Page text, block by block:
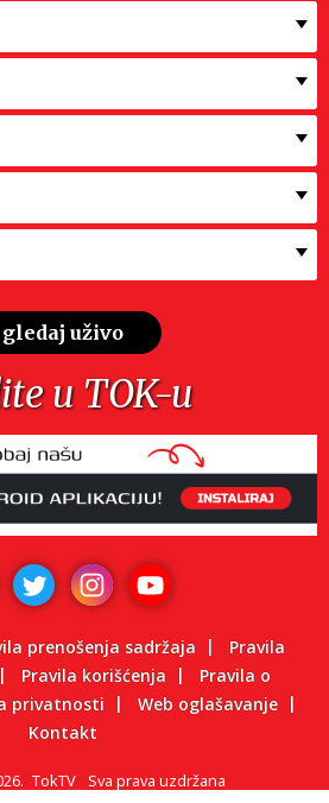
gledaj uživo
u TOK-u
prenošenja sadržaja
Pravila
Pravila korišćenja
Pravila o
privatnosti
Web oglašavanje
Kontakt
TokTV Sva prava uzdržana